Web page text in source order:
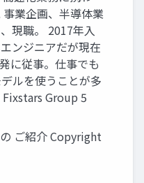
業企画、半導体業
現職。 2017年入
ンジニアだが現在
に従事。仕事でも
ルを使うことが多
Group 5
ご紹介 Copyright